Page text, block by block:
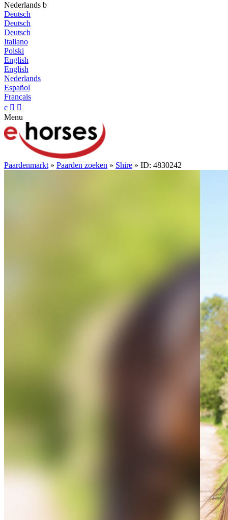
Nederlands b
Deutsch
Deutsch
Deutsch
Italiano
Polski
English
English
Nederlands
Español
Français
c  
Menu
Paardenmarkt » Paarden zoeken » Shire » ID: 4830242